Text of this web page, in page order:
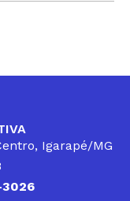
Igarapé/MG
3026